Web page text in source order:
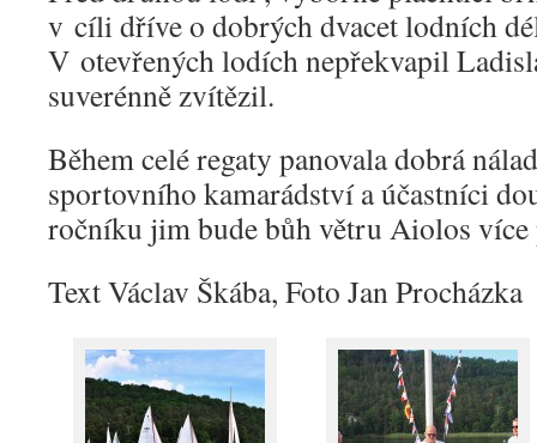
v cíli dříve o dobrých dvacet lodních
V otevřených lodích nepřekvapil
suverénně zvítězil.
Během celé regaty panovala dobrá
sportovního kamarádství a účastníci
ročníku jim bude bůh větru Aiolos více
Text Václav Škába, Foto Jan Procházka